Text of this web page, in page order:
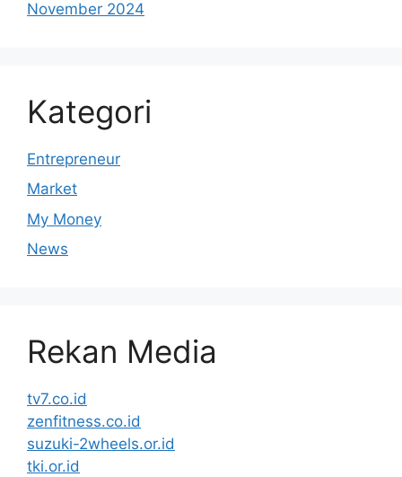
November 2024
Kategori
Entrepreneur
Market
My Money
News
Rekan Media
tv7.co.id
zenfitness.co.id
suzuki-2wheels.or.id
tki.or.id